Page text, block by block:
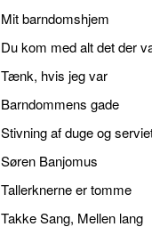
Mit barndomshjem
Du kom med alt det der
Tænk, hvis jeg var
Barndommens gade
Stivning af duge og
Søren Banjomus
Tallerknerne er tomme
Takke Sang, Mellen lang